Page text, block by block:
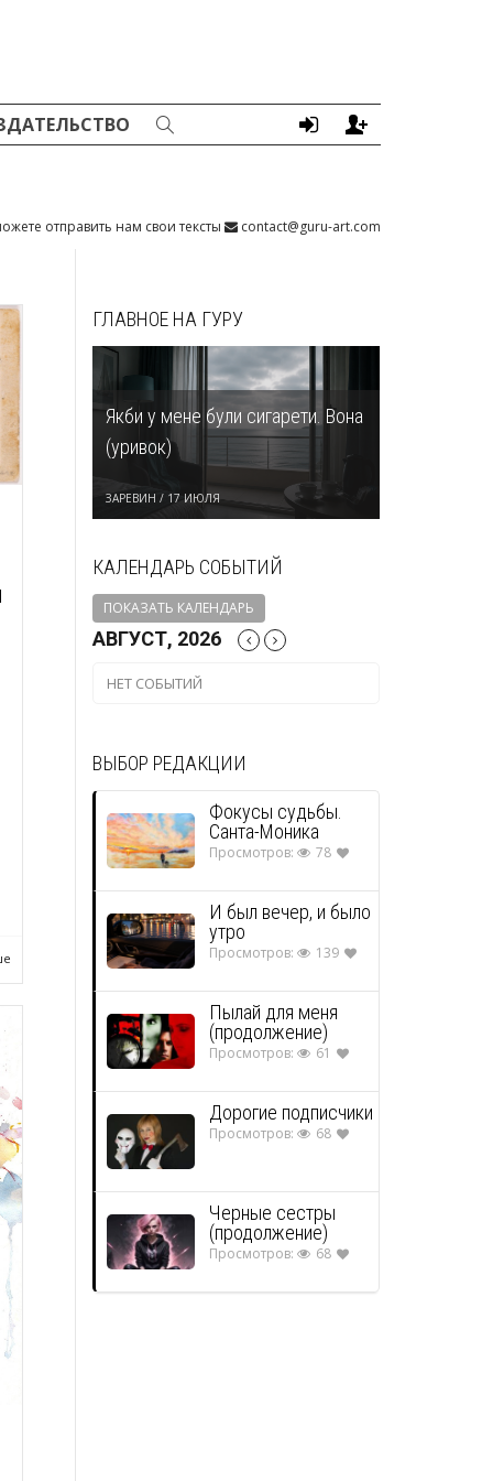
отправить нам свои тексты contact@guru-art.com
ГЛАВНОЕ НА ГУРУ
Якби у мене були сигарети. Вона
(уривок)
ЗАРЕВИН / 17 ИЮЛЯ
КАЛЕНДАРЬ СОБЫТИЙ
ПОКАЗАТЬ КАЛЕНДАРЬ
АВГУСТ, 2026
НЕТ СОБЫТИЙ
ВЫБОР РЕДАКЦИИ
Фокусы судьбы.
Санта-Моника
Просмотров: 78
И был вечер, и было
утро
Просмотров: 139
Пылай для меня
(продолжение)
Просмотров: 61
Дорогие подписчики
Просмотров: 68
Черные сестры
(продолжение)
Просмотров: 68